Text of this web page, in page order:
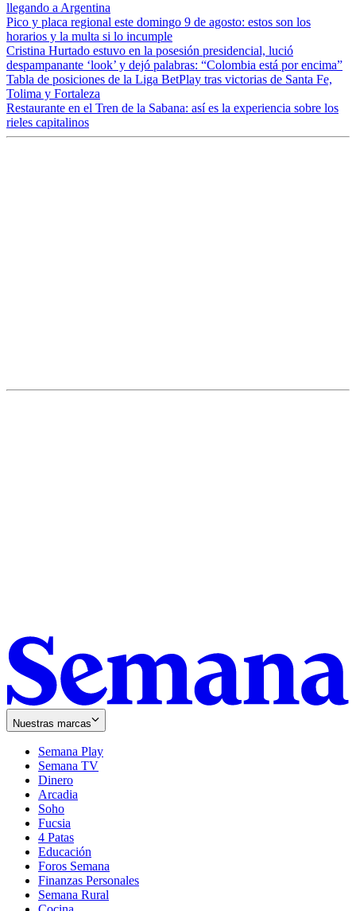
llegando a Argentina
Pico y placa regional este domingo 9 de agosto: estos son los
horarios y la multa si lo incumple
Cristina Hurtado estuvo en la posesión presidencial, lució
despampanante ‘look’ y dejó palabras: “Colombia está por encima”
Tabla de posiciones de la Liga BetPlay tras victorias de Santa Fe,
Tolima y Fortaleza
Restaurante en el Tren de la Sabana: así es la experiencia sobre los
rieles capitalinos
Nuestras marcas
Semana Play
Semana TV
Dinero
Arcadia
Soho
in
new
window
Fucsia
in
new
window
4 Patas
Educación
Foros Semana
Finanzas Personales
Semana Rural